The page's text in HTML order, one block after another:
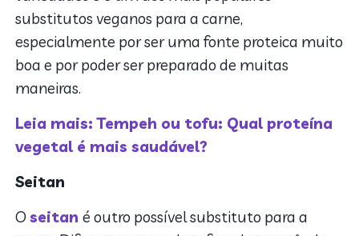
substitutos veganos para a carne,
especialmente por ser uma fonte proteica muito
boa e por poder ser preparado de muitas
maneiras.
Leia mais: Tempeh ou tofu: Qual proteína
vegetal é mais saudável?
Seitan
Oseitané outro possível substituto para a